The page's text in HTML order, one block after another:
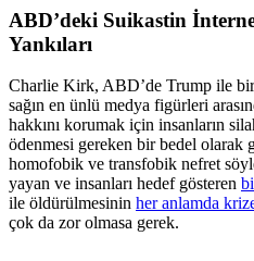
ABD’deki Suikastin
Yankıları
Charlie Kirk, ABD’de Trump ile
sağın en ünlü medya figürleri
hakkını korumak için insanların
ödenmesi gereken bir bedel olarak
homofobik ve transfobik nefret
yayan ve insanları hedef gösteren
ile öldürülmesinin her anlamda
çok da zor olmasa gerek.